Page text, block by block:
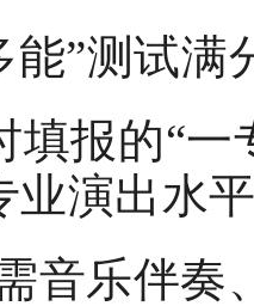
能”测试满
报的“一
业演出水
音乐伴奏